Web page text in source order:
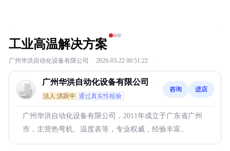
工业高温解决方案
广州华洪自动化设备有限公司 · 2026-03-22 00:51:22
广州华洪自动化设备有限公司
法人:洪跃中 通过真实性核验
咨询 进店
广州华洪自动化设备有限公司，2011年成立于广东省广州
市，主营热弯机、温度表等，专业权威，经验丰富。